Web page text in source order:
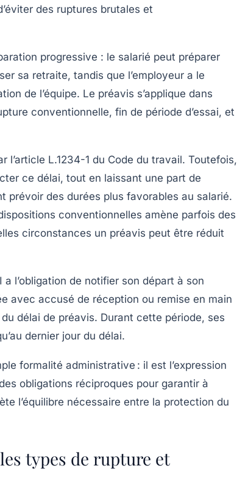
des ruptures brutales et
progressive : le salarié peut préparer
sa retraite, tandis que l’employeur a le
de l’équipe. Le préavis s’applique dans
conventionnelle, fin de période d’essai, et
L.1234-1 du Code du travail. Toutefois,
ce délai, tout en laissant une part de
des durées plus favorables au salarié.
conventionnelles amène parfois des
circonstances un préavis peut être réduit
a l’obligation de notifier son départ à son
avec accusé de réception ou remise en main
délai de préavis. Durant cette période, ses
dernier jour du délai.
formalité administrative : il est l’expression
obligations réciproques pour garantir à
l’équilibre nécessaire entre la protection du
types de rupture et